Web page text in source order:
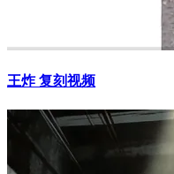
王炸 复刻视频